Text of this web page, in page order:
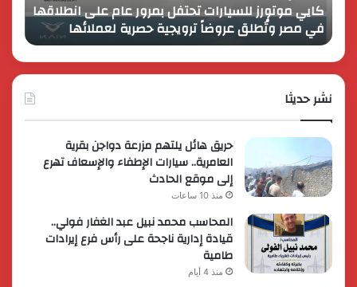
في
مصر
وتُطلق
عروضاً
ترويجية
حصرية
كايي موتورز للسيارات تحتفل بمرور عام على انطلاقها
في مصر وتُطلق عروضاً ترويجية حصرية لعملائها
جديدة
نشر حديثا
حريق هائل يلتهم مزرعة دواجن بقرية
العامرية.. سيارات الإطفاء والإسعاف تهرع
إلى موقع الحادث
منذ 10 ساعات
المحاسب محمد نبيل عبد الغفار فولي..
قيادة إدارية ناجحة على رأس فرع إيرادات
طامية
منذ 4 أيام